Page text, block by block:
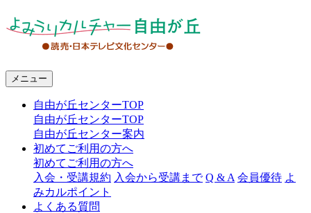
ャ
メニュー
自由が丘センターTOP
自由が丘センターTOP
自由が丘センター案内
初めてご利用の方へ
初めてご利用の方へ
入会・受講規約 入会から受講まで Q & A 会員優待 よ
みカルポイント
よくある質問